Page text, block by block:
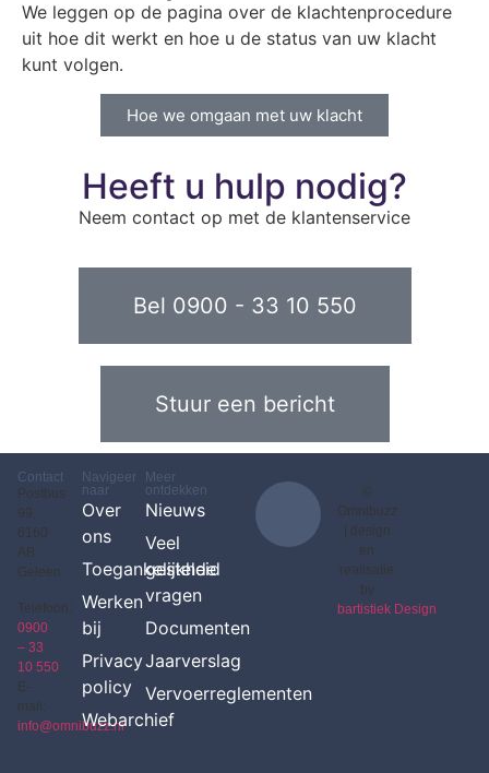
We leggen op de pagina over de klachtenprocedure
uit hoe dit werkt en hoe u de status van uw klacht
kunt volgen.
Hoe we omgaan met uw klacht
Heeft u hulp nodig?
Neem contact op met de klantenservice
Bel 0900 - 33 10 550
Stuur een bericht
Contact
Postbus
99,
6160
AB
Geleen
Telefoon:
0900
– 33
10 550
E-
mail:
info@omnibuzz.nl
Navigeer
naar
Over
ons
Toegankelijkheid
Werken
bij
Privacy
policy
Webarchief
Meer
ontdekken
Nieuws
Veel
gestelde
vragen
Documenten
Jaarverslag
Vervoerreglementen
©
Omnibuzz
design
en
realisatie
by
bartistiek Design